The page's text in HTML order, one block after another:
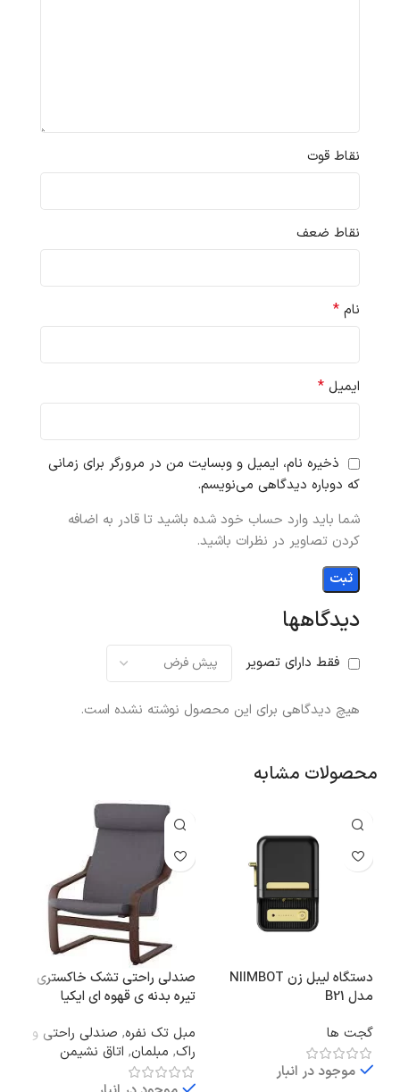
دیدگاهها
فقط دارای تصویر
هیچ دیدگاهی برای این محصول نوشته نشده است.
نقاط قوت
نقاط ضعف
نام *
ایمیل *
ذخیره نام، ایمیل و وبسایت من در مرورگر برای زمانی
که دوباره دیدگاهی می‌نویسم.
شما باید وارد حساب خود شده باشید تا قادر به اضافه
کردن تصاویر در نظرات باشید.
محصولات مشابه
دستگاه لیبل زن NIIMBOT
مدل B21
گجت ها
موجود در انبار
صندلی راحتی تشک خاکستری
تیره بدنه ی قهوه ای ایکیا
مبل تک نفره, صندلی راحتی و
راک, مبلمان, اتاق نشیمن